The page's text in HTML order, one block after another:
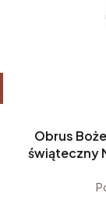
Obrus
świąteczny